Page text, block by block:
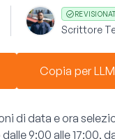
Scrittore
Copia per LLM
di data e ora
9:00 alle 17:00,